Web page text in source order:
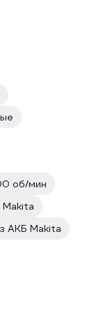
об/мин
АКБ Makita